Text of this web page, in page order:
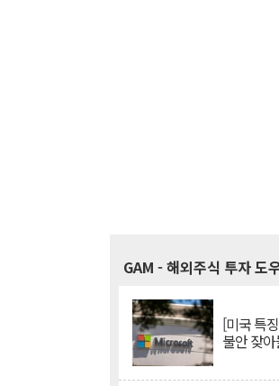
GAM - 해외주식 투자 도
[미국 특
불안 잦